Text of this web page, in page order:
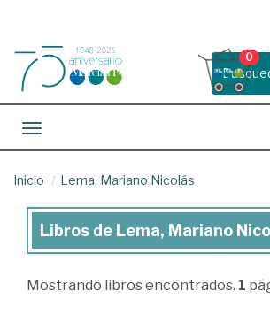
0
Toggle navigation
Inicio Lema, Mariano Nicolás
Libros
Lema,
Libros de Lema, Mariano
Mostrando libros encontrados. 1